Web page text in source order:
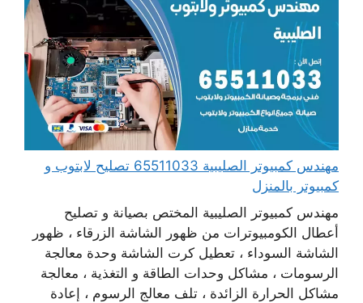
مهندس كمبيوتر الصليبية 65511033 تصليح لابتوب و
كمبيوتر بالمنزل
مهندس كمبيوتر الصليبية المختص بصيانة و تصليح
أعطال الكومبيوترات من ظهور الشاشة الزرقاء ، ظهور
الشاشة السوداء ، تعطيل كرت الشاشة وحدة معالجة
الرسومات ، مشاكل وحدات الطاقة و التغذية ، معالجة
مشاكل الحرارة الزائدة ، تلف معالج الرسوم ، إعادة